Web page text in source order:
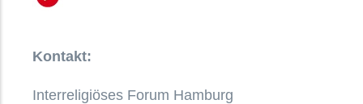
Kontakt:
Interreligiöses Forum Hamburg